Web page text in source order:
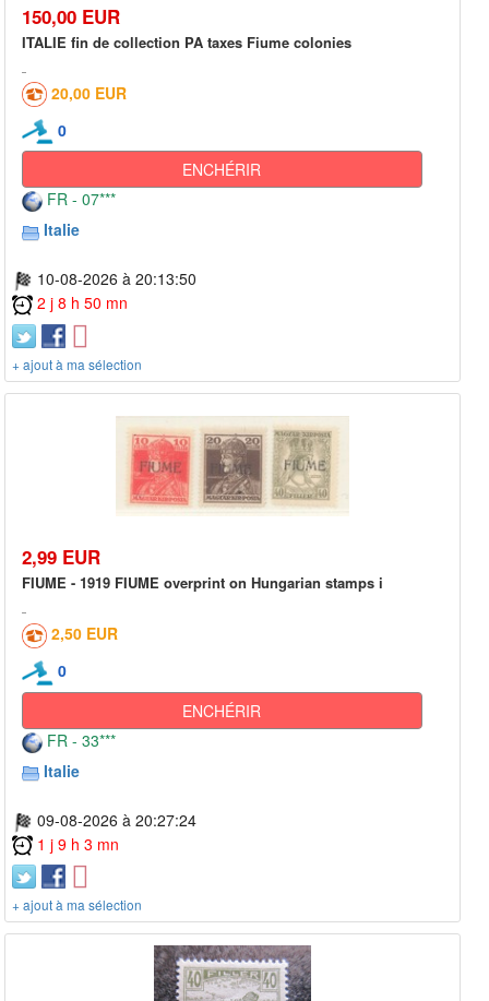
150,00 EUR
ITALIE fin de collection PA taxes Fiume colonies
20,00 EUR
0
ENCHÉRIR
FR - 07***
Italie
10-08-2026 à 20:13:50
2 j 8 h 50 mn
+ ajout à ma sélection
2,99 EUR
FIUME - 1919 FIUME overprint on Hungarian stamps i
2,50 EUR
0
ENCHÉRIR
FR - 33***
Italie
09-08-2026 à 20:27:24
1 j 9 h 3 mn
+ ajout à ma sélection